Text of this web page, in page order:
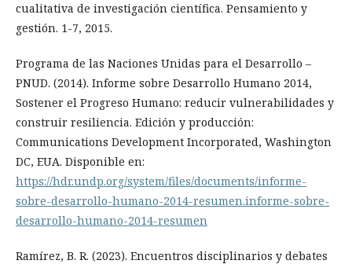
cualitativa de investigación científica. Pensamiento y
gestión. 1-7, 2015.
Programa de las Naciones Unidas para el Desarrollo –
PNUD. (2014). Informe sobre Desarrollo Humano 2014,
Sostener el Progreso Humano: reducir vulnerabilidades y
construir resiliencia. Edición y producción:
Communications Development Incorporated, Washington
DC, EUA. Disponible en:
https://hdr.undp.org/system/files/documents/informe-
sobre-desarrollo-humano-2014-resumen.informe-sobre-
desarrollo-humano-2014-resumen
Ramírez, B. R. (2023). Encuentros disciplinarios y debates